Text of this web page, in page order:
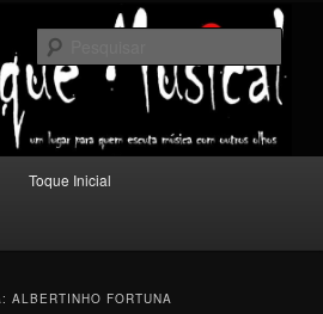
com outros olhos.
Toque Inicial
ALBERTINHO FORTUNA